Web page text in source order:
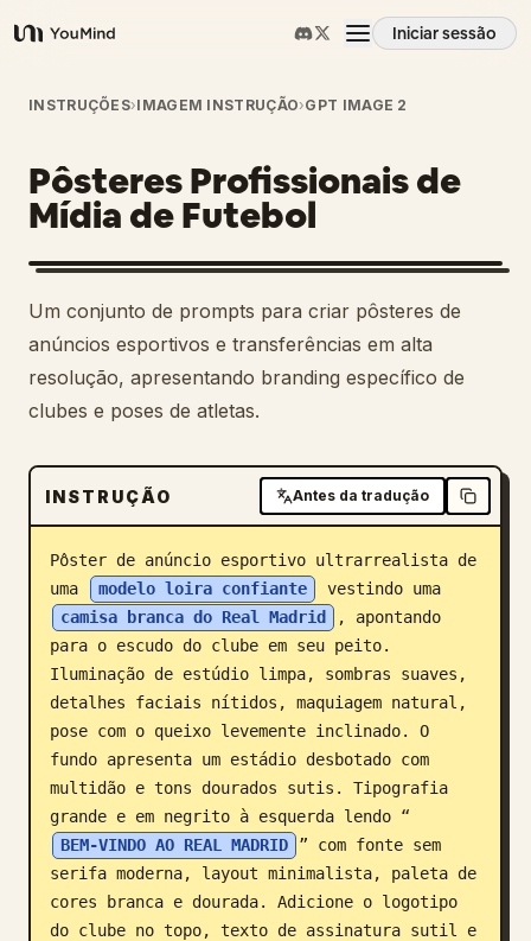
YouMind
Iniciar sessão
Visão geral
Casos de uso
Habilidades
Prompts
Preços
Transferir
Blogue
Atualizações
INSTRUÇÕES›IMAGEM INSTRUÇÃO›GPT IMAGE 2
Pôsteres Profissionais de
Mídia de Futebol
Um conjunto de prompts para criar pôsteres de
anúncios esportivos e transferências em alta
resolução, apresentando branding específico de
clubes e poses de atletas.
INSTRUÇÃO Antes da tradução
Pôster de anúncio esportivo ultrarrealista de
uma
modelo loira confiante
vestindo uma
camisa branca do Real Madrid
, apontando
para o escudo do clube em seu peito.
Iluminação de estúdio limpa, sombras suaves,
detalhes faciais nítidos, maquiagem natural,
pose com o queixo levemente inclinado. O
fundo apresenta um estádio desbotado com
multidão e tons dourados sutis. Tipografia
grande e em negrito à esquerda lendo “
BEM-VINDO AO REAL MADRID
” com fonte sem
serifa moderna, layout minimalista, paleta de
cores branca e dourada. Adicione o logotipo
do clube no topo, texto de assinatura sutil e